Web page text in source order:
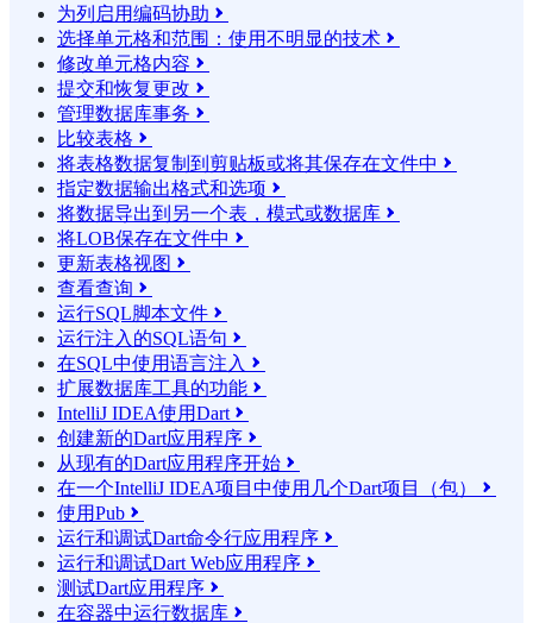
为列启用编码协助 
选择单元格和范围：使用不明显的技术 
修改单元格内容 
提交和恢复更改 
管理数据库事务 
比较表格 
将表格数据复制到剪贴板或将其保存在文件中 
指定数据输出格式和选项 
将数据导出到另一个表，模式或数据库 
将LOB保存在文件中 
更新表格视图 
查看查询 
运行SQL脚本文件 
运行注入的SQL语句 
在SQL中使用语言注入 
扩展数据库工具的功能 
IntelliJ IDEA使用Dart 
创建新的Dart应用程序 
从现有的Dart应用程序开始 
在一个IntelliJ IDEA项目中使用几个Dart项目（包） 
使用Pub 
运行和调试Dart命令行应用程序 
运行和调试Dart Web应用程序 
测试Dart应用程序 
在容器中运行数据库 